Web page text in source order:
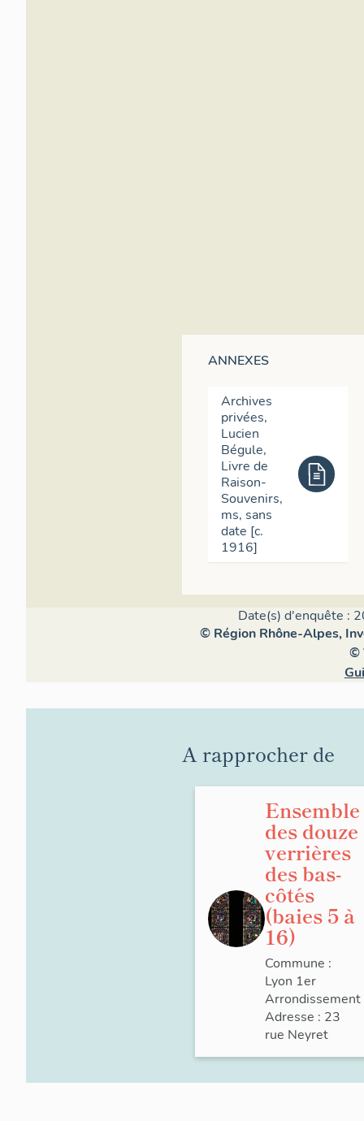
ANNEXES
Archives
privées,
Lucien
Bégule,
Livre de
Raison-
Souvenirs,
ms, sans
date [c.
1916]
Date(s) d'enquête :
© Région Rhône-Alpes,
©
A rapprocher de
Ensemble
des douze
verrières
des bas-
côtés
(baies 5 à
16)
Commune :
Lyon 1er
Arrondissement
Adresse : 23
rue Neyret